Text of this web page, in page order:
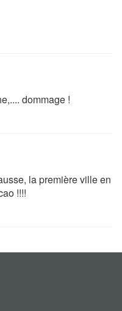
dommage !
la première ville en
!!!!